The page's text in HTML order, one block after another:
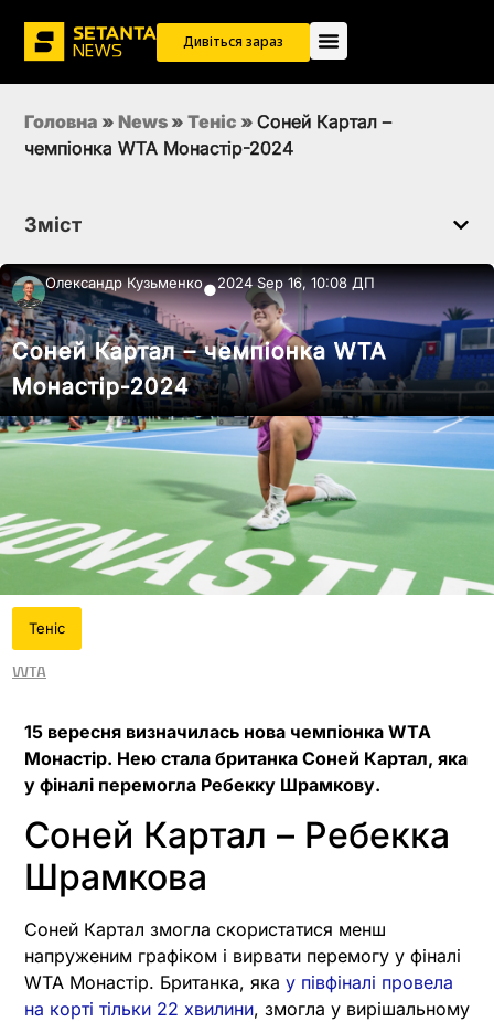
Дивіться зараз
Головна » News » Теніс » Соней Картал –
чемпіонка WTA Монастір-2024
Зміст
Олександр Кузьменко●2024 Sep 16, 10:08 ДП
Соней Картал – чемпіонка WTA
Монастір-2024
Теніс
WTA
15 вересня визначилась нова чемпіонка WTA
Монастір. Нею стала британка Соней Картал, яка
у фіналі перемогла Ребекку Шрамкову.
Соней Картал – Ребекка
Шрамкова
Соней Картал змогла скористатися менш
напруженим графіком і вирвати перемогу у фіналі
WTA Монастір. Британка, яка у півфіналі провела
на корті тільки 22 хвилини, змогла у вирішальному